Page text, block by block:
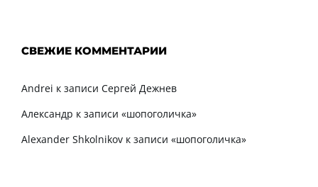
СВЕЖИЕ КОММЕНТАРИИ
Andrei к записи Сергей Дежнев
Александр к записи «шопоголичка»
Alexander Shkolnikov к записи «шопоголичка»